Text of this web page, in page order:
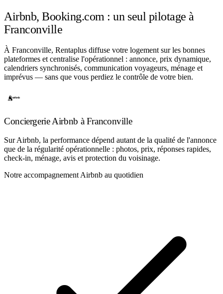
Airbnb, Booking.com : un seul pilotage à
Franconville
À Franconville, Rentaplus diffuse votre logement sur les bonnes
plateformes et centralise l'opérationnel : annonce, prix dynamique,
calendriers synchronisés, communication voyageurs, ménage et
imprévus — sans que vous perdiez le contrôle de votre bien.
Conciergerie Airbnb à Franconville
Sur Airbnb, la performance dépend autant de la qualité de l'annonce
que de la régularité opérationnelle : photos, prix, réponses rapides,
check-in, ménage, avis et protection du voisinage.
Notre accompagnement Airbnb au quotidien